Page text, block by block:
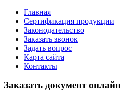
Главная
Сертификация продукции
Законодательство
Заказать звонок
Задать вопрос
Карта сайта
Контакты
Заказать документ онлайн